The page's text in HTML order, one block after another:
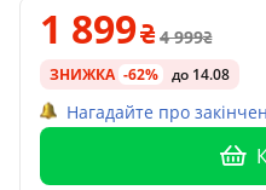
1 899 4 999
ЗНИЖКА -62% до 14.08
Нагадайте про